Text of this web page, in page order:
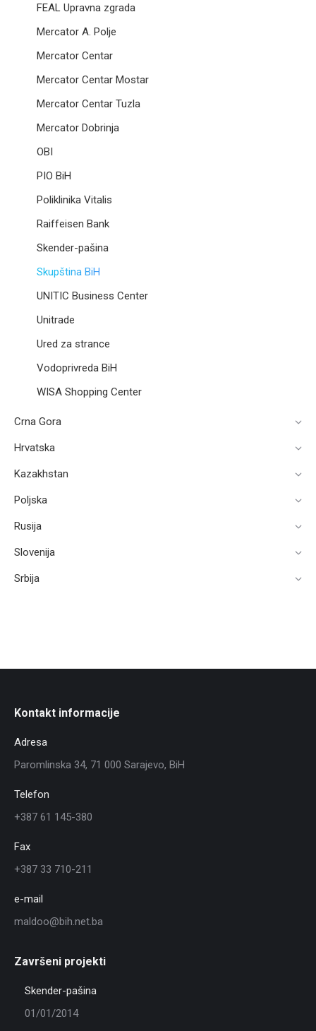
FEAL Upravna zgrada
Mercator A. Polje
Mercator Centar
Mercator Centar Mostar
Mercator Centar Tuzla
Mercator Dobrinja
OBI
PIO BiH
Poliklinika Vitalis
Raiffeisen Bank
Skender-pašina
Skupština BiH​
UNITIC Business Center
Unitrade
Ured za strance
Vodoprivreda BiH
WISA Shopping Center
Crna Gora
Hrvatska
Kazakhstan
Poljska
Rusija
Slovenija
Srbija
Kontakt informacije
Adresa
Paromlinska 34, 71 000 Sarajevo, BiH
Telefon
+387 61 145-380
Fax
+387 33 710-211
e-mail
maldoo@bih.net.ba
Završeni projekti
Skender-pašina
01/01/2014